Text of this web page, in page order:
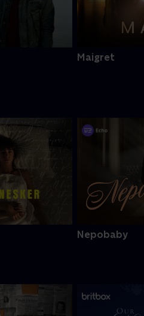
Maigret
Nepobaby